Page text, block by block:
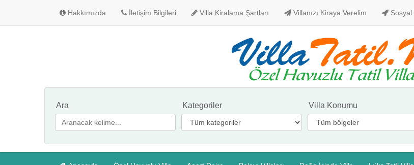
Hakkımızda İletişim Bilgileri Villa Kiralama Şartları Villanızı Kiraya Verelim Sosyal
Ara Kategoriler Villa Konumu